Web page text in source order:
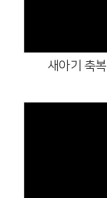
새아기 축